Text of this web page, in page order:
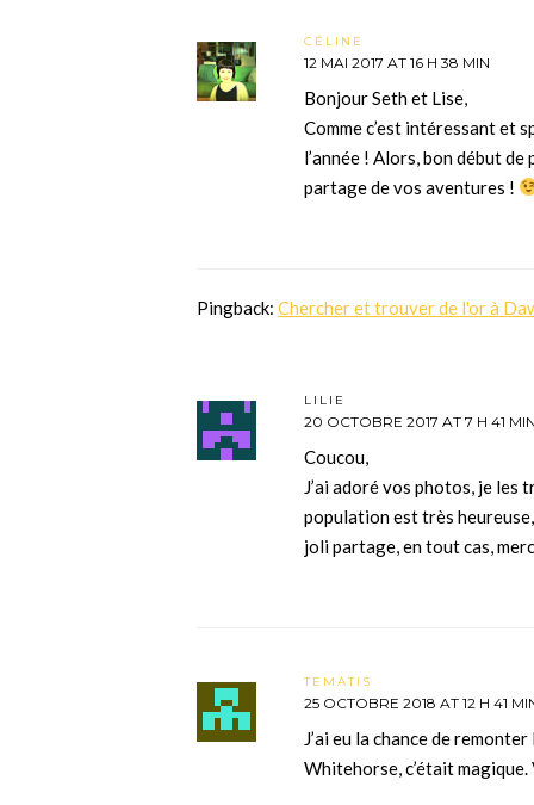
CÉLINE
12 MAI 2017 AT 16 H 38 MIN
Bonjour Seth et Lise,
Comme c’est intéressant et
l’année ! Alors, bon début
partage de vos aventures !
Pingback: Chercher et trouver de l'or à
LILIE
20 OCTOBRE 2017 AT 7 H 41
Coucou,
J’ai adoré vos photos, je les
population est très
joli partage, en tout cas,
TEMATIS
25 OCTOBRE 2018 AT 12 H 41
J’ai eu la chance de
Whitehorse, c’était